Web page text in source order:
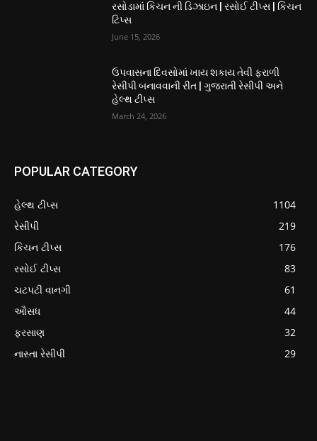
રસોડામાં કિચન ની ડિઝાઇન | રસોઈ ટીપ્સ | કિચન
ટિપ્સ
June 15, 2026
ઉપવાસના દિવસોમાં ખાય શકાય તેવી ફરાળી
રેસીપી બનાવવાની રીત | ગુજરાતી રેસીપી અને
હેલ્થ ટીપ્સ
March 24, 2026
POPULAR CATEGORY
હેલ્થ ટીપ્સ
1104
રેસીપી
219
કિચન ટીપ્સ
176
રસોઈ ટીપ્સ
83
ચટપટી વાનગી
61
ઔસધ
44
ફરસાણ
32
નાસ્તા રેસીપી
29